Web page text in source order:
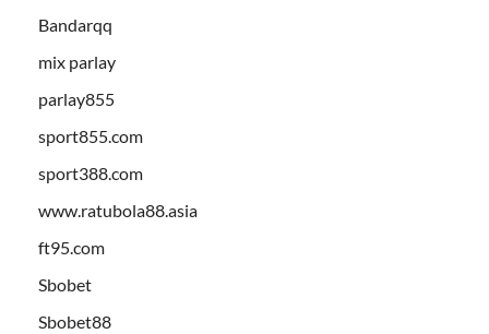
Bandarqq
mix parlay
parlay855
sport855.com
sport388.com
www.ratubola88.asia
ft95.com
Sbobet
Sbobet88